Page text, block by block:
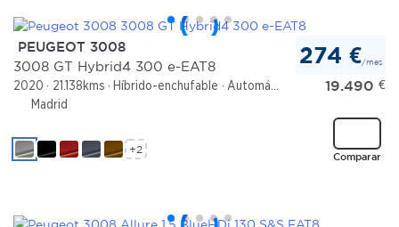
PEUGEOT 3008
3008 GT Hybrid4 300 e-EAT8
2020 21.138kms Híbrido-enchufable
Automático
Madrid
274 €/mes
19.490 €
Comparar
+2